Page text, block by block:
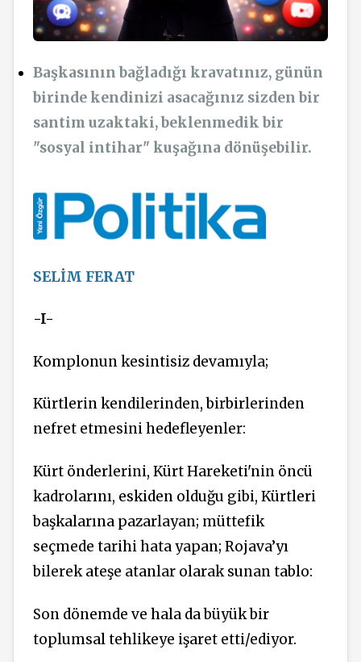
Başkasının bağladığı kravatınız, günün
birinde kendinizi asacağınız sizden bir
santim uzaktaki, beklenmedik bir
"sosyal intihar" kuşağına dönüşebilir.
SELİM FERAT
-I-
Komplonun kesintisiz devamıyla;
Kürtlerin kendilerinden, birbirlerinden
nefret etmesini hedefleyenler:
Kürt önderlerini, Kürt Hareketi'nin öncü
kadrolarını, eskiden olduğu gibi, Kürtleri
başkalarına pazarlayan; müttefik
seçmede tarihi hata yapan; Rojava’yı
bilerek ateşe atanlar olarak sunan tablo:
Son dönemde ve hala da büyük bir
toplumsal tehlikeye işaret etti/ediyor.